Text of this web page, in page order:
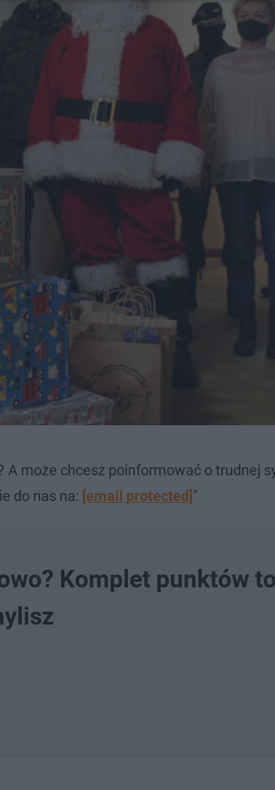
może chcesz poinformować o trudnej
do nas na: [email protected] "
Komplet punktów to